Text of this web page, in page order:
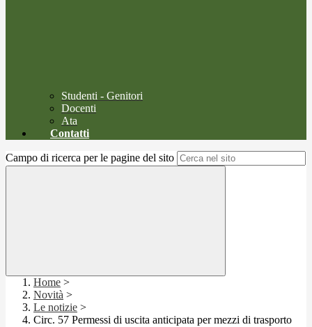
Studenti - Genitori
Docenti
Ata
Contatti
Campo di ricerca per le pagine del sito
Home >
Novità >
Le notizie >
Circ. 57 Permessi di uscita anticipata per mezzi di trasporto